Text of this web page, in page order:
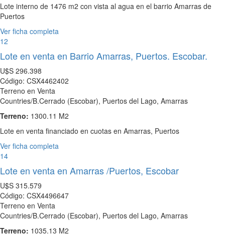
Lote interno de 1476 m2 con vista al agua en el barrio Amarras de
Puertos
Ver ficha completa
12
Lote en venta en Barrio Amarras, Puertos. Escobar.
U$S 296.398
Código: CSX4462402
Terreno en Venta
Countries/B.Cerrado (Escobar), Puertos del Lago, Amarras
Terreno: 1300.11 M2
Lote en venta financiado en cuotas en Amarras, Puertos
Ver ficha completa
14
Lote en venta en Amarras /Puertos, Escobar
U$S 315.579
Código: CSX4496647
Terreno en Venta
Countries/B.Cerrado (Escobar), Puertos del Lago, Amarras
Terreno: 1035.13 M2